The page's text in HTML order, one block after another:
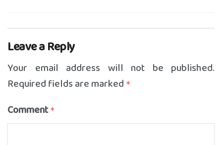
Leave a Reply
Your email address will not be published.
Required fields are marked *
Comment *